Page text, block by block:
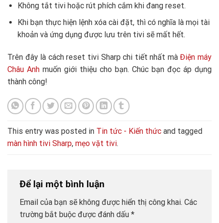
Không tắt tivi hoặc rút phích cắm khi đang reset.
Khi bạn thực hiện lệnh xóa cài đặt, thì có nghĩa là mọi tài
khoản và ứng dụng được lưu trên tivi sẽ mất hết.
Trên đây là cách reset tivi Sharp chi tiết nhất màĐiện máy
Châu Anh muốn giới thiệu cho bạn. Chúc bạn đọc áp dụng
thành công!
This entry was posted in Tin tức - Kiến thức and tagged
màn hình tivi Sharp, mẹo vặt tivi.
Để lại một bình luận
Email của bạn sẽ không được hiển thị công khai. Các
trường bắt buộc được đánh dấu *